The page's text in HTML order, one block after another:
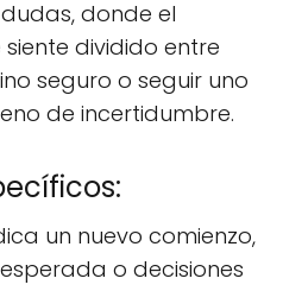
donde el
dividido entre
seguro o seguir uno
de incertidumbre.
un nuevo comienzo,
o decisiones